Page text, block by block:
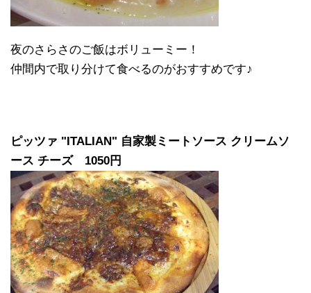
夜のさらさのご飯はボリューミー！
仲間内で取り分けて食べるのがおすすめです♪
ピッツァ "ITALIAN" 自家製ミートソース クリームソ
ース チーズ 1050円